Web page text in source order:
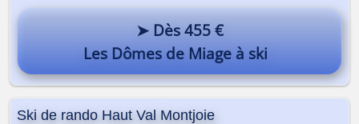
➤ Dès 455 €
Les Dômes de Miage à ski
Ski de rando Haut Val Montjoie